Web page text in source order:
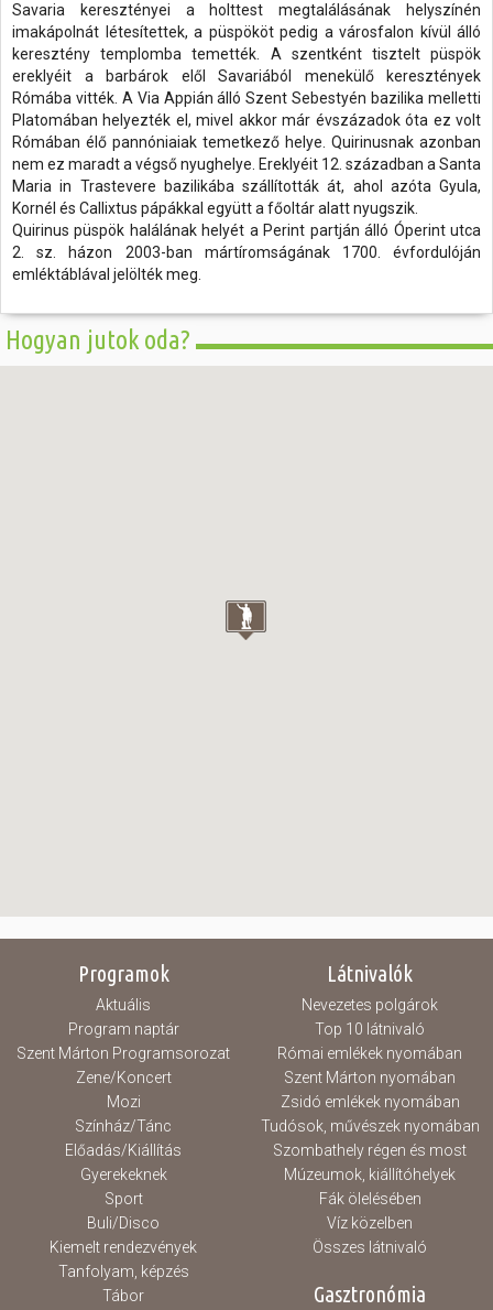
Savaria keresztényei a holttest megtalálásának helyszínén
imakápolnát létesítettek, a püspököt pedig a városfalon kívül álló
keresztény templomba temették. A szentként tisztelt püspök
ereklyéit a barbárok elől Savariából menekülő keresztények
Rómába vitték. A Via Appián álló Szent Sebestyén bazilika melletti
Platomában helyezték el, mivel akkor már évszázadok óta ez volt
Rómában élő pannóniaiak temetkező helye. Quirinusnak azonban
nem ez maradt a végső nyughelye. Ereklyéit 12. században a Santa
Maria in Trastevere bazilikába szállították át, ahol azóta Gyula,
Kornél és Callixtus pápákkal együtt a főoltár alatt nyugszik.
Quirinus püspök halálának helyét a Perint partján álló Óperint utca
2. sz. házon 2003-ban mártíromságának 1700. évfordulóján
emléktáblával jelölték meg.
Hogyan jutok oda?
Programok
Aktuális
Program naptár
Szent Márton Programsorozat
Zene/Koncert
Mozi
Színház/Tánc
Előadás/Kiállítás
Gyerekeknek
Sport
Buli/Disco
Kiemelt rendezvények
Tanfolyam, képzés
Tábor
Látnivalók
Nevezetes polgárok
Top 10 látnivaló
Római emlékek nyomában
Szent Márton nyomában
Zsidó emlékek nyomában
Tudósok, művészek nyomában
Szombathely régen és most
Múzeumok, kiállítóhelyek
Fák ölelésében
Víz közelben
Összes látnivaló
Gasztronómia